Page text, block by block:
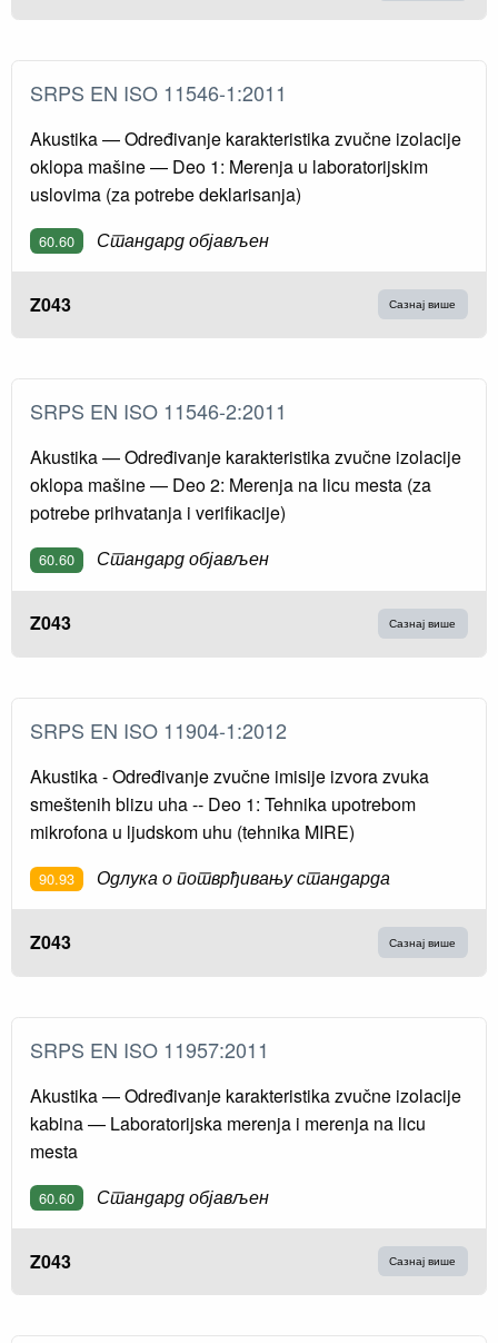
SRPS EN ISO 11546-1:2011
Akustika — Određivanje karakteristika zvučne izolacije
oklopa mašine — Deo 1: Merenja u laboratorijskim
uslovima (za potrebe deklarisanja)
60.60 Стандард објављен
Z043 Сазнај више
SRPS EN ISO 11546-2:2011
Akustika — Određivanje karakteristika zvučne izolacije
oklopa mašine — Deo 2: Merenja na licu mesta (za
potrebe prihvatanja i verifikacije)
60.60 Стандард објављен
Z043 Сазнај више
SRPS EN ISO 11904-1:2012
Akustika - Određivanje zvučne imisije izvora zvuka
smeštenih blizu uha -- Deo 1: Tehnika upotrebom
mikrofona u ljudskom uhu (tehnika MIRE)
90.93 Одлука о потврђивању стандарда
Z043 Сазнај више
SRPS EN ISO 11957:2011
Akustika — Određivanje karakteristika zvučne izolacije
kabina — Laboratorijska merenja i merenja na licu
mesta
60.60 Стандард објављен
Z043 Сазнај више